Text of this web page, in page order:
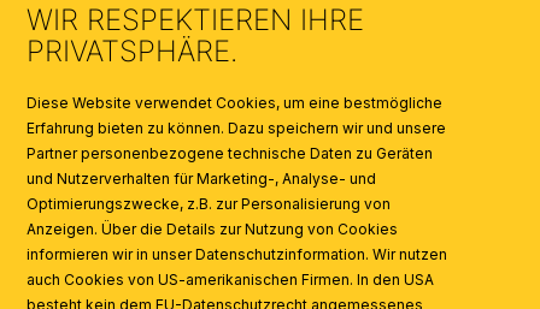
KATALOGE
AI
WIR RESPEKTIEREN IHRE
PRIVATSPHÄRE.
Diese Website verwendet Cookies, um eine bestmögliche
Erfahrung bieten zu können. Dazu speichern wir und unsere
Partner personenbezogene technische Daten zu Geräten
und Nutzerverhalten für Marketing-, Analyse- und
Optimierungszwecke, z.B. zur Personalisierung von
Anzeigen. Über die Details zur Nutzung von Cookies
informieren wir in unser Datenschutzinformation. Wir nutzen
auch Cookies von US-amerikanischen Firmen. In den USA
besteht kein dem EU-Datenschutzrecht angemessenes